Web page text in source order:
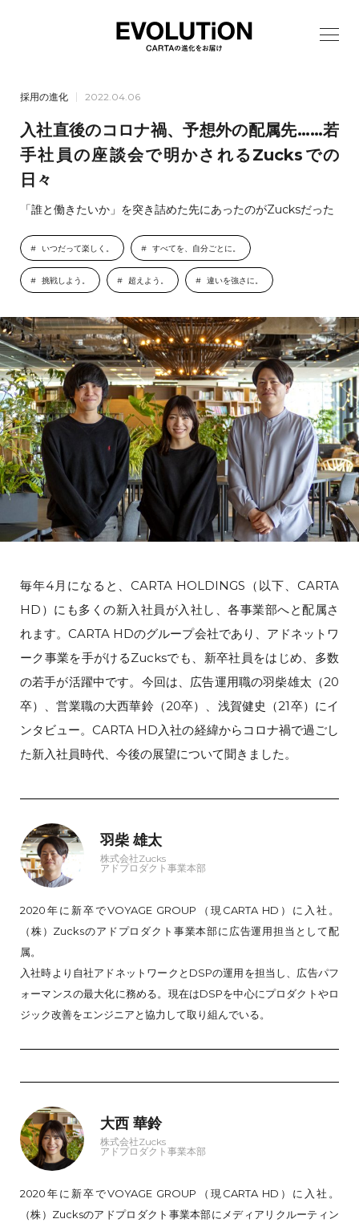
採用の進化 2022.04.06
入社直後のコロナ禍、予想外の配属先……若
手社員の座談会で明かされるZucksでの
日々
「誰と働きたいか」を突き詰めた先にあったのがZucksだった
いつだって楽しく。 すべてを、自分ごとに。
挑戦しよう。 超えよう。 違いを強さに。
毎年4月になると、CARTA HOLDINGS（以下、CARTA
HD）にも多くの新入社員が入社し、各事業部へと配属さ
れます。CARTA HDのグループ会社であり、アドネットワ
ーク事業を手がけるZucksでも、新卒社員をはじめ、多数
の若手が活躍中です。今回は、広告運用職の羽柴雄太（20
卒）、営業職の大西華鈴（20卒）、浅賀健史（21卒）にイ
ンタビュー。CARTA HD入社の経緯からコロナ禍で過ごし
た新入社員時代、今後の展望について聞きました。
羽柴 雄太
株式会社Zucks
アドプロダクト事業本部
2020年に新卒でVOYAGE GROUP（現CARTA HD）に入社。
（株）Zucksのアドプロダクト事業本部に広告運用担当として配
属。
入社時より自社アドネットワークとDSPの運用を担当し、広告パフ
ォーマンスの最大化に務める。現在はDSPを中心にプロダクトやロ
ジック改善をエンジニアと協力して取り組んでいる。
大西 華鈴
株式会社Zucks
アドプロダクト事業本部
2020年に新卒でVOYAGE GROUP（現CARTA HD）に入社。
（株）Zucksのアドプロダクト事業本部にメディアリクルーティン